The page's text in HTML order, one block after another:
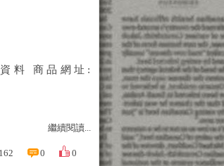
料 商品網址:
繼續閱讀...
162 0 0